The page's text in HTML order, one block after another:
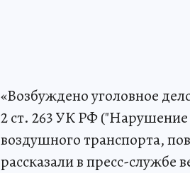
«Возбуждено уголовное
2 ст. 263 УК РФ
воздушного транспорта,
рассказали в пресс-службе